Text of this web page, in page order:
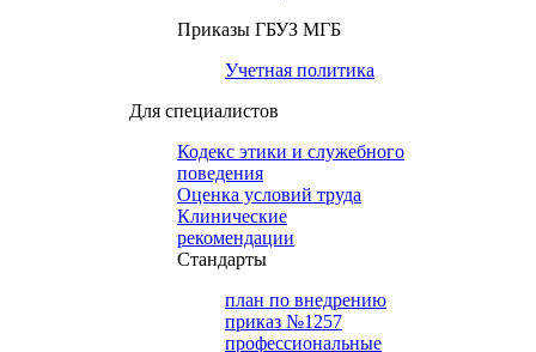
Приказы ГБУЗ МГБ
Учетная политика
Для специалистов
Кодекс этики и служебного
поведения
Оценка условий труда
Клинические
рекомендации
Cтандарты
план по внедрению
приказ №1257
профессиональные